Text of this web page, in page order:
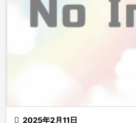
 2025年2月11日